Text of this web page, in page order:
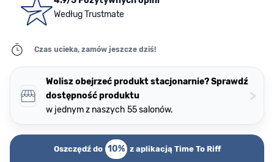
Według Trustmate
Czas ucieka, zamów jeszcze dziś!
Wolisz obejrzeć produkt stacjonarnie? Sprawdź
dostępność produktu
w jednym z naszych 55 salonów.
>
Oszczędź do 10% z aplikacją Time To Riff